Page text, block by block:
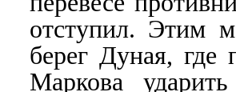
отступил. Этим
берег Дуная, где
Маркова